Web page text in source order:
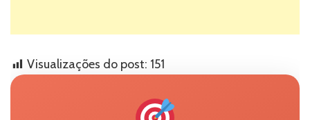
Visualizações do post: 151